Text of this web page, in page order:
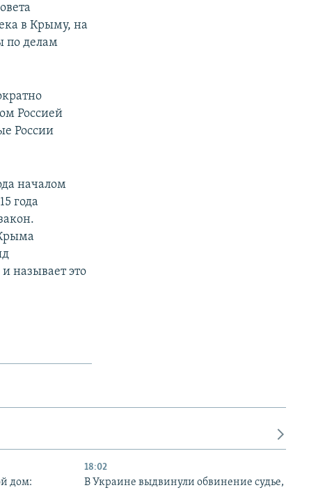
в Крыму, на
по делам
Россией
России
началом
года
называет это
дом:
18:02
В Украине выдвинули обвинение судье,